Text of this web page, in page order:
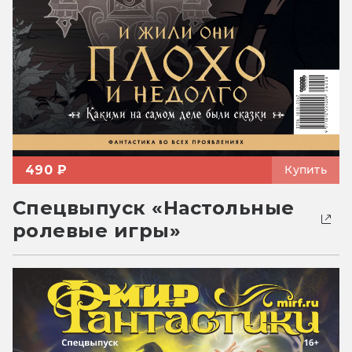
490 ₽ Купить
Спецвыпуск «Настольные
ролевые игры»